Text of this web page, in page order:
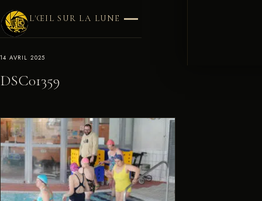
L'ŒIL SUR LA LUNE
14 AVRIL 2025
DSC01359